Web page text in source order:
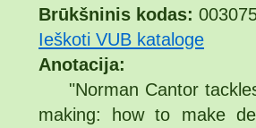
Brūkšninis kodas:
Ieškoti VUB kataloge
Anotacija:
"Norman Cantor
making: how to make